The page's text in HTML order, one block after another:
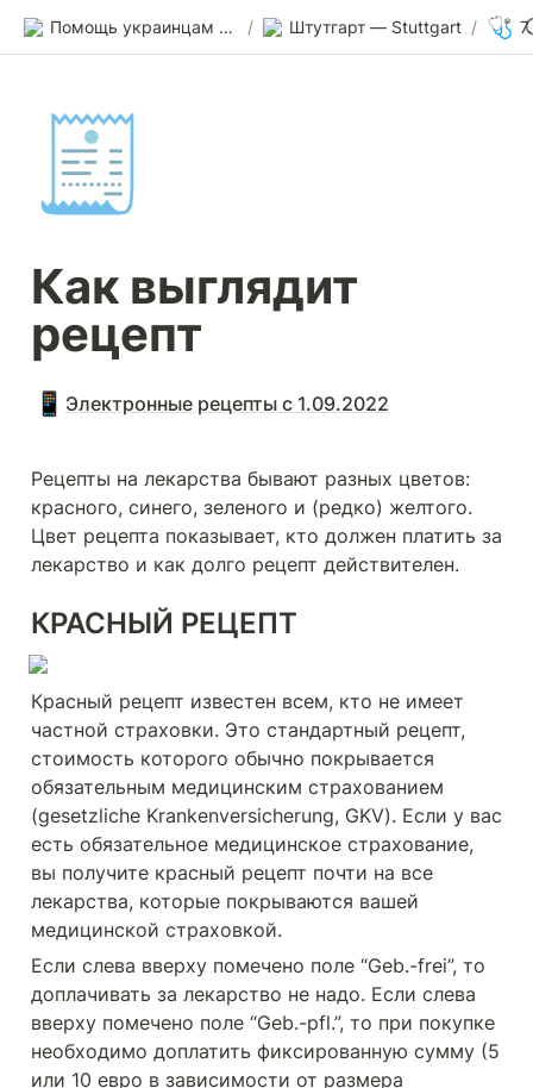
Помощь украинцам в Германии / Штутгарт — Stuttgart / 🩺
🧾
Как выглядит
рецепт
📱 Электронные рецепты с 1.09.2022
Рецепты на лекарства бывают разных цветов:
красного, синего, зеленого и (редко) желтого.
Цвет рецепта показывает, кто должен платить за
лекарство и как долго рецепт действителен.
КРАСНЫЙ РЕЦЕПТ
Красный рецепт известен всем, кто не имеет
частной страховки. Это стандартный рецепт,
стоимость которого обычно покрывается
обязательным медицинским страхованием
(gesetzliche Krankenversicherung, GKV). Если у вас
есть обязательное медицинское страхование,
вы получите красный рецепт почти на все
лекарства, которые покрываются вашей
медицинской страховкой.
Если слева вверху помечено поле “Geb.-frei”, то
доплачивать за лекарство не надо. Если слева
вверху помечено поле “Geb.-pfl.”, то при покупке
необходимо доплатить фиксированную сумму (5
или 10 евро в зависимости от размера